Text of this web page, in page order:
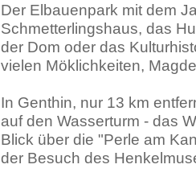
Der Elbauenpark mit dem
Schmetterlingshaus, das
der Dom oder das
vielen Möklichkeiten,
In Genthin, nur 13 km
auf den Wasserturm - das
Blick über die "Perle am
der Besuch des